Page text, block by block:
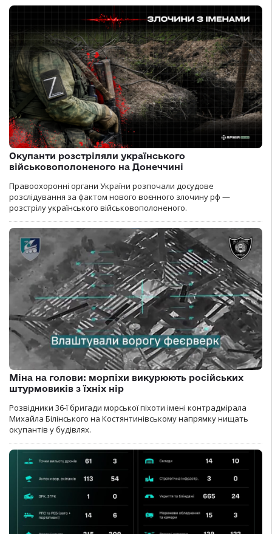
Окупанти розстріляли українського
військовополоненого на Донеччині
Правоохоронні органи України розпочали досудове
розслідування за фактом нового воєнного злочину рф —
розстрілу українського військовополоненого.
Міна на голови: морпіхи викурюють російських
штурмовиків з їхніх нір
Розвідники 36-ї бригади морської піхоти імені контрадмірала
Михайла Білінського на Костянтинівському напрямку нищать
окупантів у будівлях.